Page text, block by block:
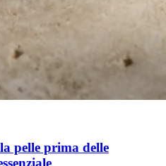
pelle prima delle